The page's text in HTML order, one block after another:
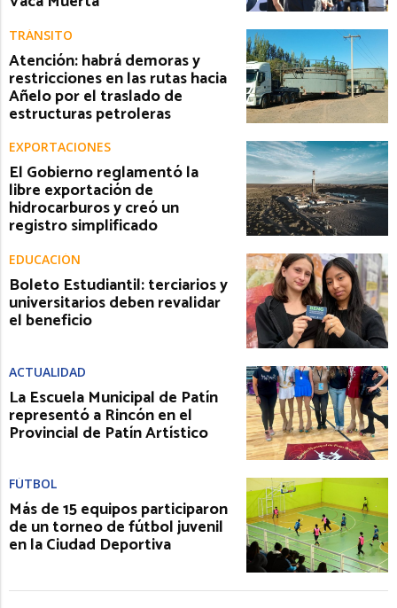
TRÁNSITO
Atención: habrá demoras y
restricciones en las rutas hacia
Añelo por el traslado de
estructuras petroleras
EXPORTACIONES
El Gobierno reglamentó la
libre exportación de
hidrocarburos y creó un
registro simplificado
EDUCACIÓN
Boleto Estudiantil: terciarios y
universitarios deben revalidar
el beneficio
ACTUALIDAD
La Escuela Municipal de Patín
representó a Rincón en el
Provincial de Patín Artístico
FÚTBOL
Más de 15 equipos participaron
de un torneo de fútbol juvenil
en la Ciudad Deportiva